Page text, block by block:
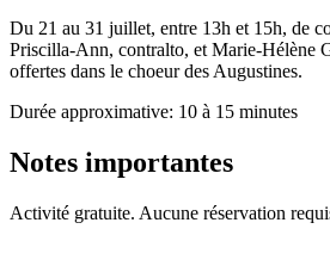
Du 21 au 31 juillet, entre 13h et 15h, de
Priscilla-Ann, contralto, et Marie-Hélène
offertes dans le choeur des Augustines.
Durée approximative: 10 à 15 minutes
Notes importantes
Activité gratuite. Aucune réservation